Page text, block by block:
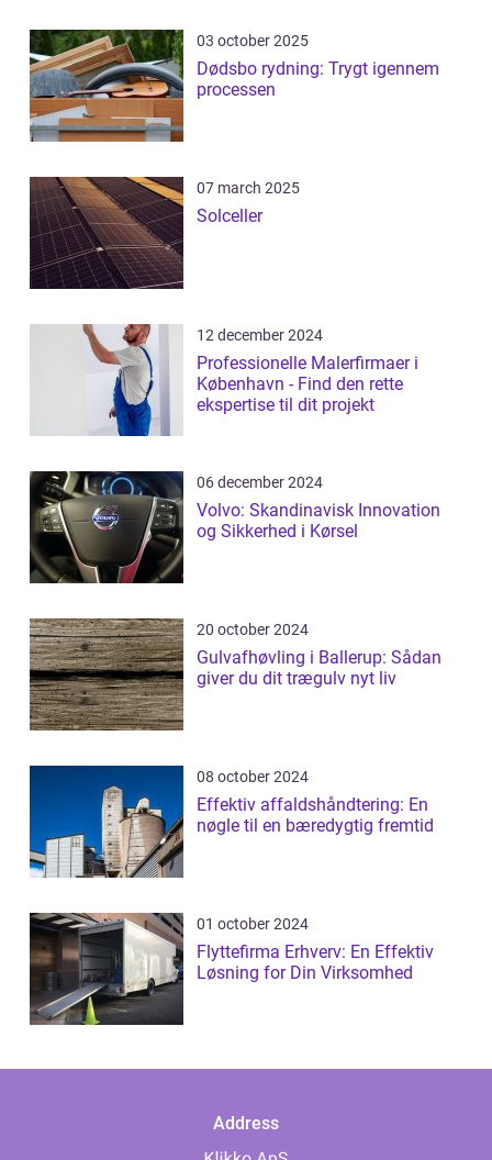
03 october 2025
Dødsbo rydning: Trygt igennem
processen
07 march 2025
Solceller
12 december 2024
Professionelle Malerfirmaer i
København - Find den rette
ekspertise til dit projekt
06 december 2024
Volvo: Skandinavisk Innovation
og Sikkerhed i Kørsel
20 october 2024
Gulvafhøvling i Ballerup: Sådan
giver du dit trægulv nyt liv
08 october 2024
Effektiv affaldshåndtering: En
nøgle til en bæredygtig fremtid
01 october 2024
Flyttefirma Erhverv: En Effektiv
Løsning for Din Virksomhed
Address